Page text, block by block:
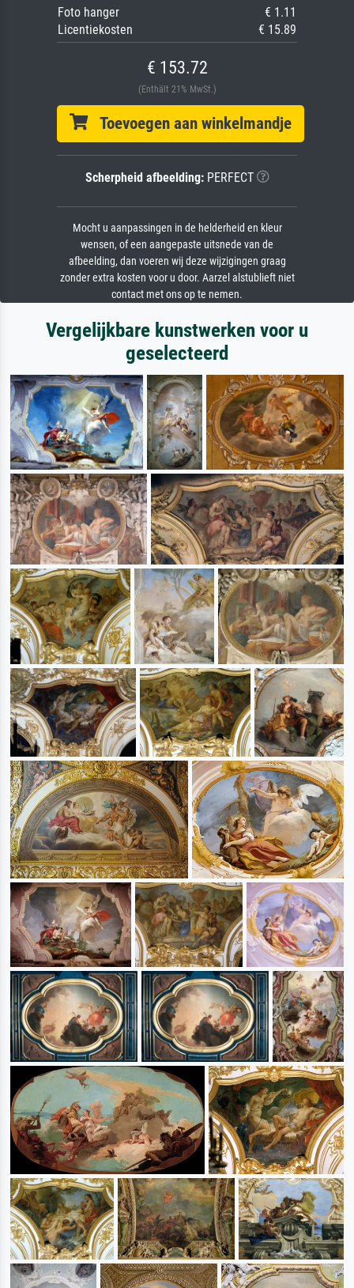
Foto hanger
€ 1.11
Licentiekosten
€ 15.89
€ 153.72
(Enthält 21% MwSt.)
Toevoegen aan winkelmandje
Scherpheid afbeelding:PERFECT
Mocht u aanpassingen in de helderheid en kleur
wensen, of een aangepaste uitsnede van de
afbeelding, dan voeren wij deze wijzigingen graag
zonder extra kosten voor u door. Aarzel alstublieft niet
contact met ons op te nemen.
Vergelijkbare kunstwerken voor u
geselecteerd